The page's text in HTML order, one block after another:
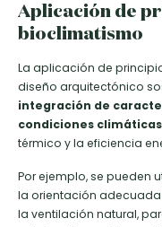
Aplicación de
bioclimatismo
La aplicación de
diseño arquitectónico
integración de
condiciones
térmico y la eficiencia
Por ejemplo, se pueden
la orientación
la ventilación natural,